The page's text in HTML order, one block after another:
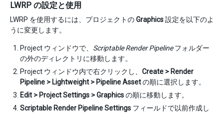
LWRP の設定と使用
LWRP を使用するには、プロジェクトのGraphics設定を以下のよ
うに変更します。
Project ウィンドウで、 Scriptable Render Pipelineフォルダー
の外のディレクトリに移動します。
Project ウィンドウ内で右クリックし、 Create > Render
Pipeline > Lightweight > Pipeline Assetの順に選択します。
Edit > Project Settings > Graphicsの順に移動します。
Scriptable Render Pipeline Settings フィールドで以前作成し